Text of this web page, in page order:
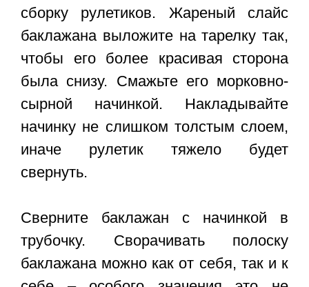
сборку рулетиков. Жареный слайс
баклажана выложите на тарелку так,
чтобы его более красивая сторона
была снизу. Смажьте его морковно-
сырной начинкой. Накладывайте
начинку не слишком толстым слоем,
иначе рулетик тяжело будет
свернуть.
Сверните баклажан с начинкой в
трубочку. Сворачивать полоску
баклажана можно как от себя, так и к